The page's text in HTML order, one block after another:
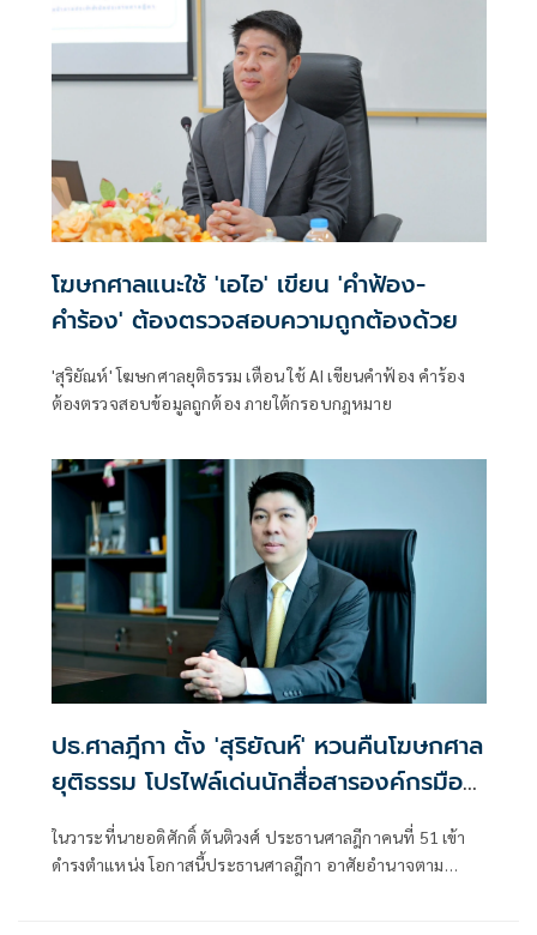
โฆษกศาลแนะใช้ 'เอไอ' เขียน 'คำฟ้อง-
คำร้อง' ต้องตรวจสอบความถูกต้องด้วย
'สุริยัณห์' โฆษกศาลยุติธรรม เตือน ใช้ AI เขียนคำฟ้อง คำร้อง
ต้องตรวจสอบข้อมูลถูกต้อง ภายใต้กรอบกฎหมาย
ปธ.ศาลฎีกา ตั้ง 'สุริยัณห์' หวนคืนโฆษกศาล
ยุติธรรม โปรไฟล์เด่นนักสื่อสารองค์กรมือ
ในวาระที่นายอดิศักดิ์ ตันติวงศ์ ประธานศาลฎีกาคนที่ 51 เข้า
ดำรงตำแหน่ง โอกาสนี้ประธานศาลฎีกา อาศัยอำนาจตาม